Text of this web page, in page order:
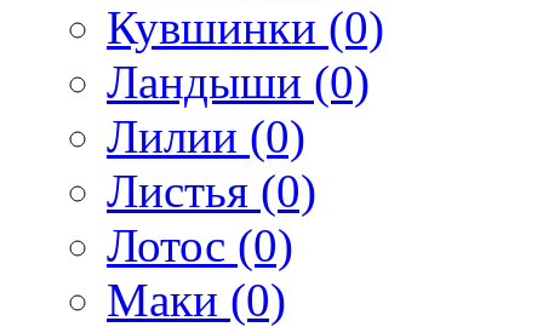
Кувшинки (0)
Ландыши (0)
Лилии (0)
Листья (0)
Лотос (0)
Маки (0)